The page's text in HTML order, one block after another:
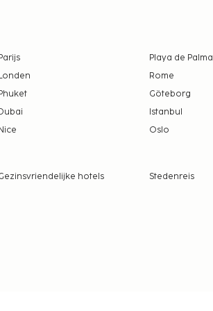
Parijs
Playa de Palma
Londen
Rome
Phuket
Göteborg
Dubai
Istanbul
Nice Oslo
hotels
Stedenreis